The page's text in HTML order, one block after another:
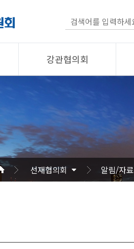
강관협의회
회원사
협의회 소개
공지/자료
기술자문
사진/영상
선재협의회 알림/자료